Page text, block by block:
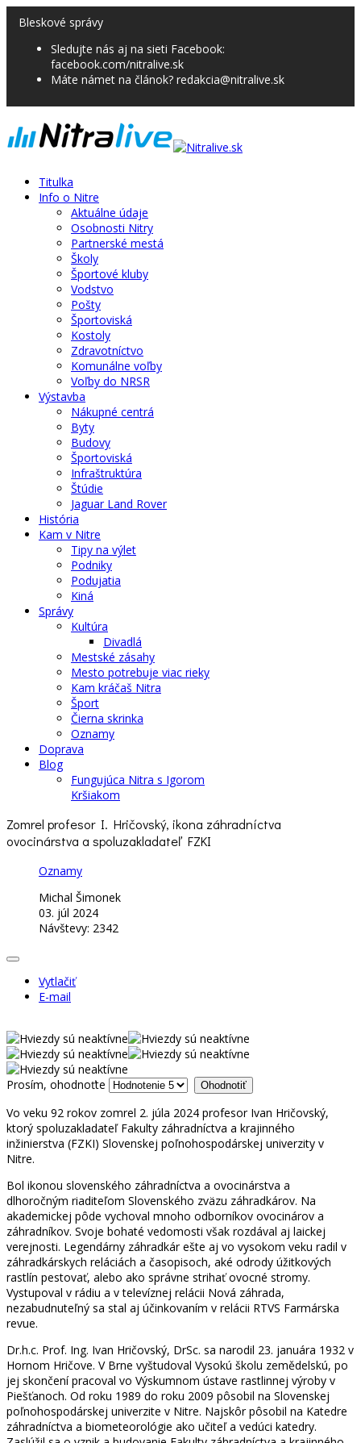
Bleskové správy
Sledujte nás aj na sieti Facebook:
facebook.com/nitralive.sk
Máte námet na článok? redakcia@nitralive.sk
Titulka
Info o Nitre
Aktuálne údaje
Osobnosti Nitry
Partnerské mestá
Školy
Športové kluby
Vodstvo
Pošty
Športoviská
Kostoly
Zdravotníctvo
Komunálne voľby
Voľby do NRSR
Výstavba
Nákupné centrá
Byty
Budovy
Športoviská
Infraštruktúra
Štúdie
Jaguar Land Rover
História
Kam v Nitre
Tipy na výlet
Podniky
Podujatia
Kiná
Správy
Kultúra
Divadlá
Mestské zásahy
Mesto potrebuje viac rieky
Kam kráčaš Nitra
Šport
Čierna skrinka
Oznamy
Doprava
Blog
Fungujúca Nitra s Igorom
Kršiakom
Zomrel profesor I. Hričovský, ikona záhradníctva
ovocinárstva a spoluzakladateľ FZKI
Oznamy
Michal Šimonek
03. júl 2024
Návštevy: 2342
Vytlačiť
E-mail
Prosím, ohodnoťte
Vo veku 92 rokov zomrel 2. júla 2024 profesor Ivan Hričovský,
ktorý spoluzakladateľ Fakulty záhradníctva a krajinného
inžinierstva (FZKI) Slovenskej poľnohospodárskej univerzity v
Nitre.
Bol ikonou slovenského záhradníctva a ovocinárstva a
dlhoročným riaditeľom Slovenského zväzu záhradkárov. Na
akademickej pôde vychoval mnoho odborníkov ovocinárov a
záhradníkov. Svoje bohaté vedomosti však rozdával aj laickej
verejnosti. Legendárny záhradkár ešte aj vo vysokom veku radil v
záhradkárskych reláciách a časopisoch, aké odrody úžitkových
rastlín pestovať, alebo ako správne strihať ovocné stromy.
Vystupoval v rádiu a v televíznej relácii Nová záhrada,
nezabudnuteľný sa stal aj účinkovaním v relácii RTVS Farmárska
revue.
Dr.h.c. Prof. Ing. Ivan Hričovský, DrSc. sa narodil 23. januára 1932 v
Hornom Hričove. V Brne vyštudoval Vysokú školu zemědelskú, po
jej skončení pracoval vo Výskumnom ústave rastlinnej výroby v
Piešťanoch. Od roku 1989 do roku 2009 pôsobil na Slovenskej
poľnohospodárskej univerzite v Nitre. Najskôr pôsobil na Katedre
záhradníctva a biometeorológie ako učiteľ a vedúci katedry.